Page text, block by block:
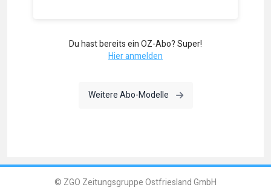
Du hast bereits ein OZ-Abo? Super!
Hier anmelden
Weitere Abo-Modelle
© ZGO Zeitungsgruppe Ostfriesland GmbH